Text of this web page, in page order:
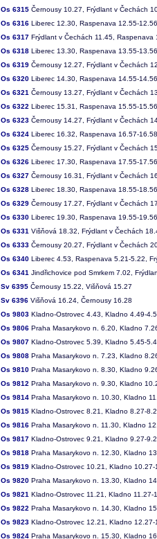
Os 6315 Černousy 10.27, Frýdlant v Čechách
Os 6316 Liberec 12.30, Raspenava 12.55-
Os 6317 Frýdlant v Čechách 11.45, Raspenava
Os 6318 Liberec 13.30, Raspenava 13.55-
Os 6319 Černousy 12.27, Frýdlant v Čechách
Os 6320 Liberec 14.30, Raspenava 14.55-
Os 6321 Černousy 13.27, Frýdlant v Čechách
Os 6322 Liberec 15.31, Raspenava 15.55-
Os 6323 Černousy 14.27, Frýdlant v Čechách
Os 6324 Liberec 16.32, Raspenava 16.57-
Os 6325 Černousy 15.27, Frýdlant v Čechách
Os 6326 Liberec 17.30, Raspenava 17.55-
Os 6327 Černousy 16.31, Frýdlant v Čechách
Os 6328 Liberec 18.30, Raspenava 18.55-
Os 6329 Černousy 17.27, Frýdlant v Čechách
Os 6330 Liberec 19.30, Raspenava 19.55-
Os 6331 Višňová 18.32, Frýdlant v Čechách
Os 6333 Černousy 20.27, Frýdlant v Čechách
Os 6340 Liberec 4.53, Raspenava 5.21-5.22,
Os 6341 Jindřichovice pod Smrkem 7.02,
Sv 6395 Černousy 15.22, Višňová 15.27
Sv 6396 Višňová 16.24, Černousy 16.28
Os 9803 Kladno-Ostrovec 4.43, Kladno 4.49-
Os 9806 Praha Masarykovo n. 6.20, Kladno
Os 9807 Kladno-Ostrovec 5.39, Kladno 5.45-
Os 9808 Praha Masarykovo n. 7.23, Kladno
Os 9810 Praha Masarykovo n. 8.30, Kladno
Os 9812 Praha Masarykovo n. 9.30, Kladno
Os 9814 Praha Masarykovo n. 10.30, Kladno
Os 9815 Kladno-Ostrovec 8.21, Kladno 8.27-
Os 9816 Praha Masarykovo n. 11.30, Kladno
Os 9817 Kladno-Ostrovec 9.21, Kladno 9.27-
Os 9818 Praha Masarykovo n. 12.30, Kladno
Os 9819 Kladno-Ostrovec 10.21, Kladno
Os 9820 Praha Masarykovo n. 13.30, Kladno
Os 9821 Kladno-Ostrovec 11.21, Kladno
Os 9822 Praha Masarykovo n. 14.30, Kladno
Os 9823 Kladno-Ostrovec 12.21, Kladno
Os 9824 Praha Masarykovo n. 15.30, Kladno